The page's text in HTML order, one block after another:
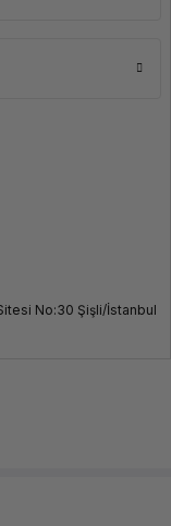
No:30 Şişli/İstanbul